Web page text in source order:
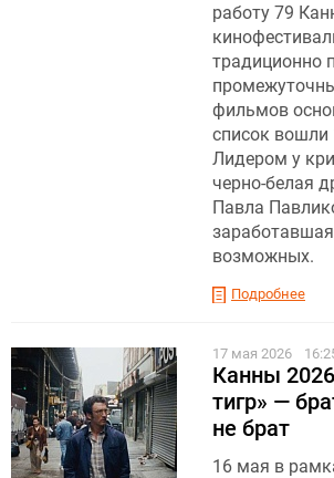
работу 79
традиционно
фильмов
список вошли
Лидером у
черно-белая
Павла
возможных.
Подробнее
17 мая 2026
Канны
тигр» —
не брат
16 мая в